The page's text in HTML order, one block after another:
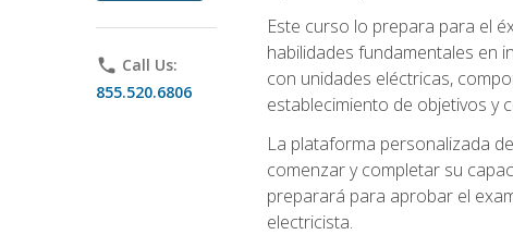
phone Call Us:
855.520.6806
Este curso lo prepara para el
habilidades fundamentales en
con unidades eléctricas,
establecimiento de objetivos y
La plataforma personalizada
comenzar y completar su
preparará para aprobar el
electricista.